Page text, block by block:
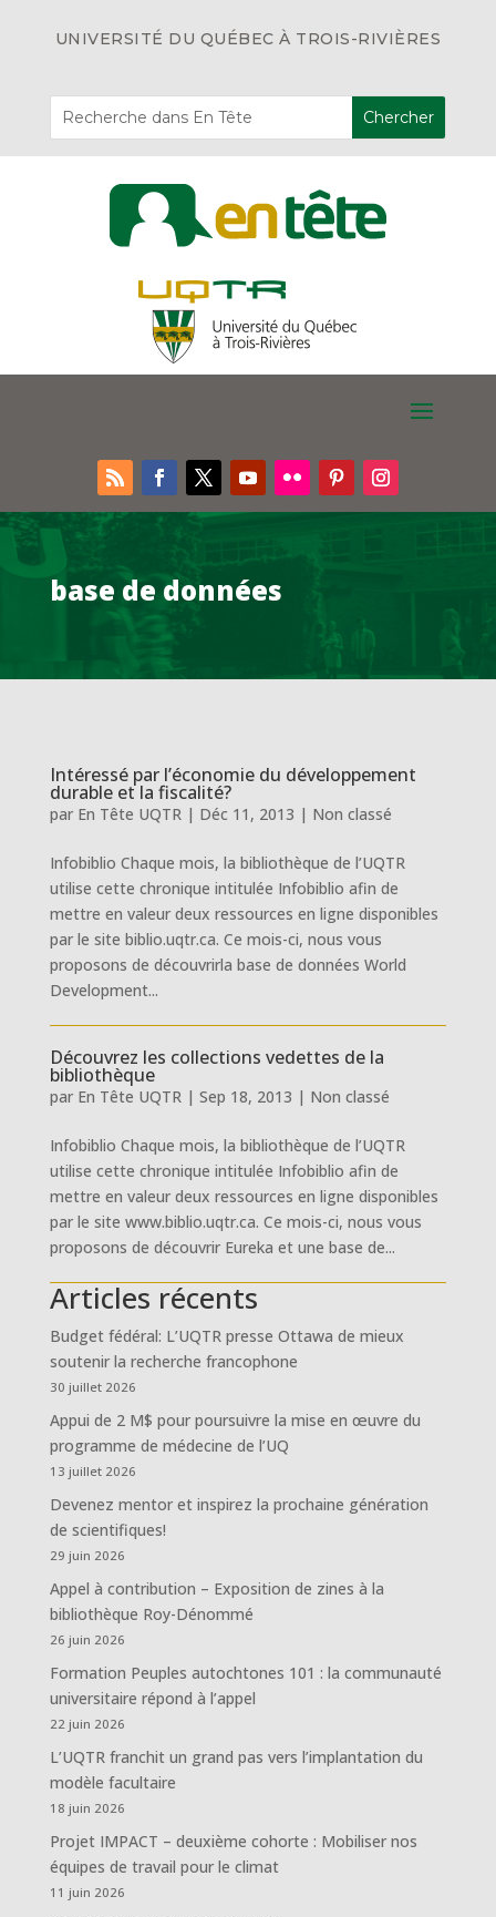
UNIVERSITÉ DU QUÉBEC À TROIS-RIVIÈRES
base de données
Intéressé par l’économie du développement
durable et la fiscalité?
par En Tête UQTR| Déc 11, 2013 | Non classé
Infobiblio Chaque mois, la bibliothèque de l’UQTR
utilise cette chronique intitulée Infobiblio afin de
mettre en valeur deux ressources en ligne disponibles
par le site biblio.uqtr.ca. Ce mois-ci, nous vous
proposons de découvrirla base de données World
Development...
Découvrez les collections vedettes de la
bibliothèque
par En Tête UQTR| Sep 18, 2013 | Non classé
Infobiblio Chaque mois, la bibliothèque de l’UQTR
utilise cette chronique intitulée Infobiblio afin de
mettre en valeur deux ressources en ligne disponibles
par le site www.biblio.uqtr.ca. Ce mois-ci, nous vous
proposons de découvrir Eureka et une base de...
Articles récents
Budget fédéral: L’UQTR presse Ottawa de mieux
soutenir la recherche francophone
30 juillet 2026
Appui de 2 M$ pour poursuivre la mise en œuvre du
programme de médecine de l’UQ
13 juillet 2026
Devenez mentor et inspirez la prochaine génération
de scientifiques!
29 juin 2026
Appel à contribution – Exposition de zines à la
bibliothèque Roy-Dénommé
26 juin 2026
Formation Peuples autochtones 101 : la communauté
universitaire répond à l’appel
22 juin 2026
L’UQTR franchit un grand pas vers l’implantation du
modèle facultaire
18 juin 2026
Projet IMPACT – deuxième cohorte : Mobiliser nos
équipes de travail pour le climat
11 juin 2026